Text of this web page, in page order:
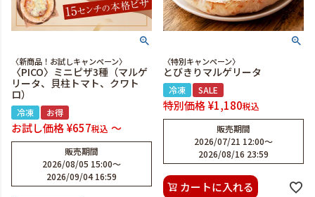
〈新商品！お試しキャンペーン〉
〈PICO〉ミニピザ3種（マルゲ
リータ、貝柱トマト、クワト
ロ）
冷凍 お得
お試し価格¥657税込 〜
販売期間
2026/08/05 15:00〜
2026/09/04 16:59
〈特別キャンペーン〉
とびきりマルゲリータ
冷凍 SALE
特別価格¥1,180税込
販売期間
2026/07/21 12:00〜
2026/08/16 23:59
カートに入れる